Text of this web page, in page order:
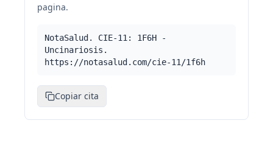
pagina.
NotaSalud. CIE-11: 1F6H -
Uncinariosis.
https://notasalud.com/cie-11/1f6h
Copiar cita